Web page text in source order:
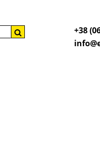
+38